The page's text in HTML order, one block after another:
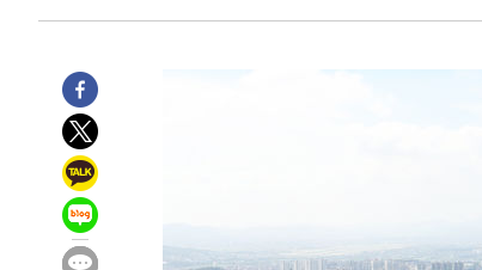
-18428초 전 >[속보]트럼프, 美 원정출산 금지 행정명령 서명
-32236초 전 >
-30749초 전 >
-30630초 전 >
압수수색
-30385초 전 >
-30181초 전 >
-30167초 전 >
[속보]코스닥, 5.95포인트(0.74%) 상승한